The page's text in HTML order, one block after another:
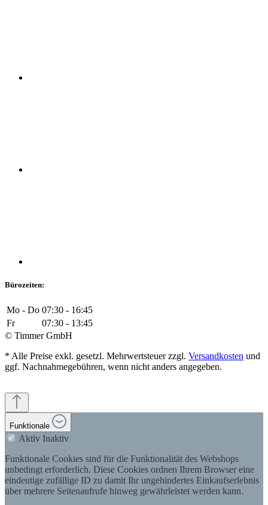
Bürozeiten:
Mo - Do 07:30 - 16:45
Fr
07:30 - 13:45
© Timmer GmbH
* Alle Preise exkl. gesetzl. Mehrwertsteuer zzgl. Versandkosten und
ggf. Nachnahmegebühren, wenn nicht anders angegeben.
Funktionale
Aktiv Inaktiv
Funktionale Cookies sind für die Funktionalität des Webshops
unbedingt erforderlich. Diese Cookies ordnen Ihrem Browser eine
eindeutige zufällige ID zu damit Ihr ungehindertes Einkaufserlebnis
über mehrere Seitenaufrufe hinweg gewährleistet werden kann.